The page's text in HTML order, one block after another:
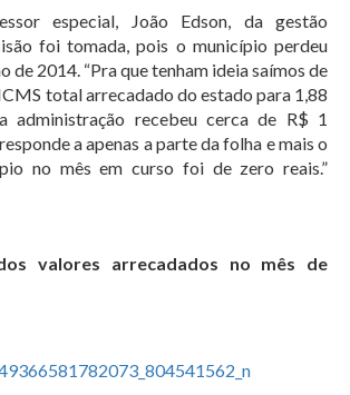
especial, João Edson, da gestão
foi tomada, pois o município perdeu
de 2014. “Pra que tenham ideia saímos de
total arrecadado do estado para 1,88
administração recebeu cerca de R$ 1
a apenas a parte da folha e mais o
no mês em curso foi de zero reais.”
valores arrecadados no mês de